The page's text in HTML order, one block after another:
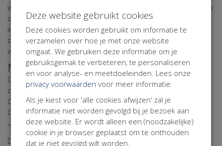
website aan of uitschakelen via de zgn. 'cookiebar' onderaan
de website. Heeft u dit al gedaan en wilt u uw cookie
instellingen wijzigen? Klik danhier of op de button onderaan
deze pagina om uw cookie-instellingen voor deze website te
wijzigen.
Meer informatie over cookies?
Op de volgende websites kunt u meer informatie over
cookies vinden:
Consumentenbond: “Wat zijn cookies?”
Consumentenbond: “Cookies verwijderen”
Taal
Dit Cookie Statement is opgesteld in de Nederlandse taal en
Deze website gebruikt cookies
Deze cookies worden gebruikt om informatie te
verzamelen over hoe je met onze website
omgaat. We gebruiken deze informatie om je
gebruiksgemak te verbeteren, te personaliseren
en voor analyse- en meetdoeleinden. Lees onze
privacy voorwaarden voor meer informatie.
Als je kiest voor 'alle cookies afwijzen' zal je
informatie niet worden gevolgd bij je bezoek aan
deze website. Er wordt alleen een (noodzakelijke)
cookie in je browser geplaatst om te onthouden
dat je niet gevolgd wilt worden.